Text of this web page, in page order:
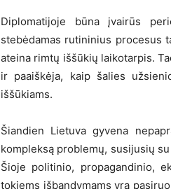
Diplomatijoje būna įvairūs
stebėdamas rutininius procesus
ateina rimtų iššūkių laikotarpis.
ir paaiškėja, kaip šalies
iššūkiams.
Šiandien Lietuva gyvena
kompleksą problemų, susijusių
Šioje politinio, propagandinio,
tokiems išbandymams yra